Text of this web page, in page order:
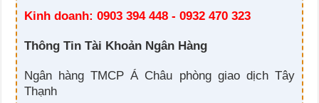
Kinh doanh: 0903 394 448 - 0932 470 323
Thông Tin Tài Khoản Ngân Hàng
Ngân hàng TMCP Á Châu phòng giao dịch Tây
Thạnh